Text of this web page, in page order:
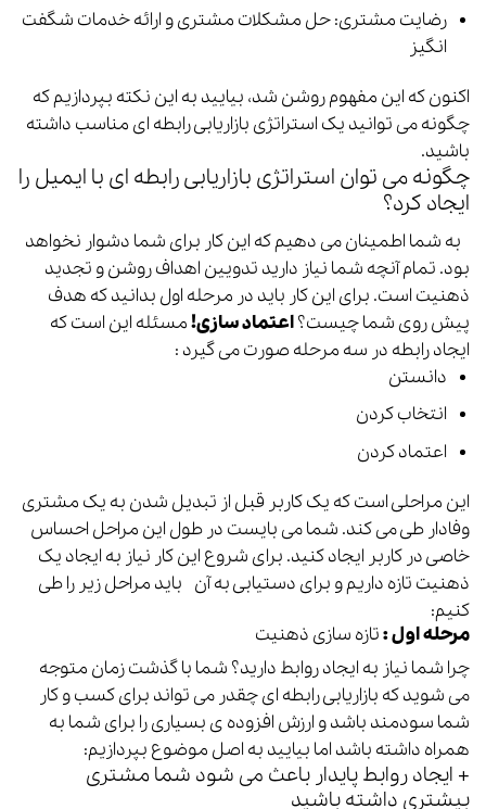
رضایت مشتری: حل مشکلات مشتری و ارائه خدمات شگفت
انگیز
اکنون که این مفهوم روشن شد، بیایید به این نکته بپردازیم که
چگونه می توانید یک استراتژی بازاریابی رابطه ای مناسب داشته
باشید.
چگونه می توان استراتژی بازاریابی رابطه ای با ایمیل را
ایجاد کرد؟
به شما اطمینان می دهیم که این کار برای شما دشوار نخواهد
بود. تمام آنچه شما نیاز دارید تدویین اهداف روشن و تجدید
ذهنیت است. برای این کار باید در مرحله اول بدانید که هدف
پیش روی شما چیست؟اعتماد سازی!مسئله این است که
ایجاد رابطه در سه مرحله صورت می گیرد :
دانستن
انتخاب کردن
اعتماد کردن
این مراحلی است که یک کاربر قبل از تبدیل شدن به یک مشتری
وفادار طی می کند. شما می بایست در طول این مراحل احساس
خاصی در کاربر ایجاد کنید. برای شروع این کار نیاز به ایجاد یک
ذهنیت تازه داریم و برای دستیابی به آن باید مراحل زیر را طی
کنیم:
مرحله اول :تازه سازی ذهنیت
چرا شما نیاز به ایجاد روابط دارید؟ شما با گذشت زمان متوجه
می شوید که بازاریابی رابطه ای چقدر می تواند برای کسب و کار
شما سودمند باشد و ارزش افزوده ی بسیاری را برای شما به
همراه داشته باشد اما بیایید به اصل موضوع بپردازیم:
+ ایجاد روابط پایدار باعث می شود شما مشتری
بیشتری داشته باشید